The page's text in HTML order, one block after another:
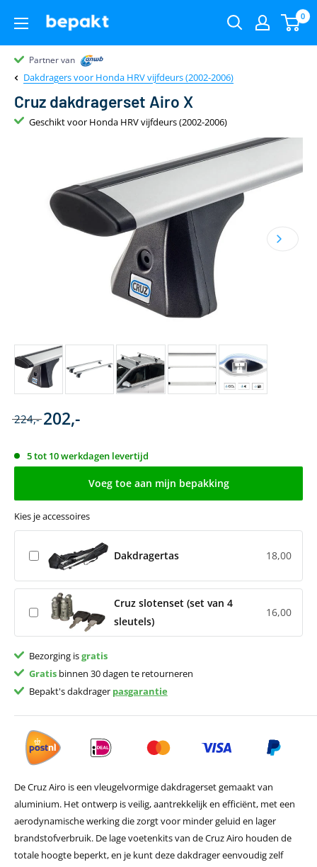
0
22.00uur
Partner van
Partner van
Klantenbeoordeling 9.4
Dakdragers voor Honda HRV vijfdeurs (2002-2006)
Cruz dakdragerset Airo X
Geschikt voor Honda HRV vijfdeurs (2002-2006)
224,- 202,-
5 tot 10 werkdagen levertijd
Voeg toe aan mijn bepakking
Kies je accessoires
Dakdragertas 18,00
Cruz slotenset (set van 4
sleutels)
16,00
Bezorging isgratis
Gratisbinnen 30 dagen te retourneren
Bepakt's dakdrager pasgarantie
De Cruz Airo is een vleugelvormige dakdragerset gemaakt van
aluminium. Het ontwerp is veilig, aantrekkelijk en efficiënt, met een
aerodynamische werking die zorgt voor minder geluid en lager
brandstofverbruik. De lage voetenkits van de Cruz Airo houden de
totale hoogte beperkt, en je kunt deze dakdrager eenvoudig zelf